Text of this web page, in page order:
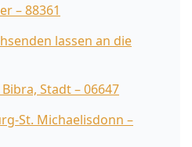
– 88361
lassen an die
Bibra, Stadt – 06647
St. Michaelisdonn –